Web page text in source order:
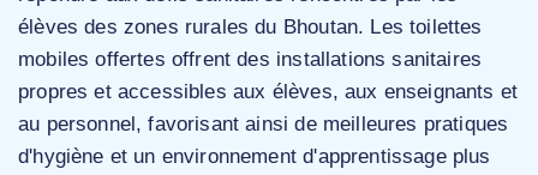
élèves des zones rurales du Bhoutan. Les toilettes
mobiles offertes offrent des installations sanitaires
propres et accessibles aux élèves, aux enseignants et
au personnel, favorisant ainsi de meilleures pratiques
d'hygiène et un environnement d'apprentissage plus